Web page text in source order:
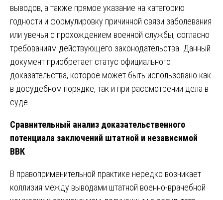
выводов, а также прямое указание на категорию
годности и формулировку причинной связи заболевания
или увечья с прохождением военной службы, согласно
требованиям действующего законодательства. Данный
документ приобретает статус официального
доказательства, которое может быть использовано как
в досудебном порядке, так и при рассмотрении дела в
суде.
Сравнительный анализ доказательственного
потенциала заключений штатной и независимой
ВВК
В правоприменительной практике нередко возникает
коллизия между выводами штатной военно-врачебной